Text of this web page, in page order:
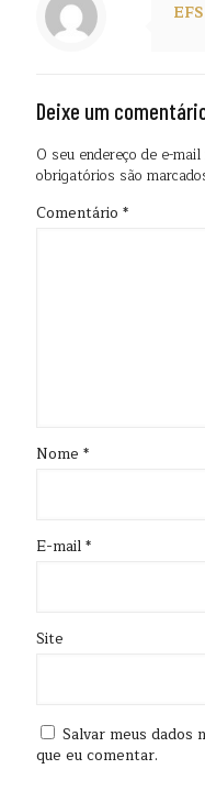
Deixe um
O seu endereço de e-
obrigatórios são
Comentário *
Nome *
E-mail*
Site
Salvar meus dados
que eu comentar.